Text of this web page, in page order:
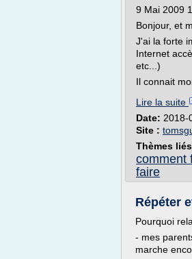
9 Mai 2009
Bonjour, et
J'ai la forte
Internet
etc...)
Il connait
Lire la suite
Date: 2018-
Site :
Thèmes
comment
faire
Répéter
Pourquoi
- mes
marche